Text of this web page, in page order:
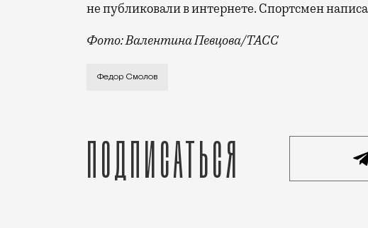
не публиковали в интернете. Спортсмен
Фото: Валентина Певцова/ТАСС
Не каждая потасовка в ресторане доходит
Федор Смолов
Подписаться